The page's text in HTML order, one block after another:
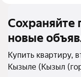
Сохраняйте
новые
Купить квартиру,
Кызыле (Кызыл